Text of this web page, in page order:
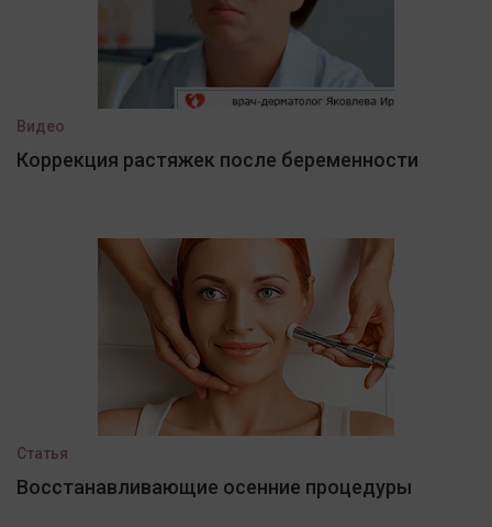
Видео
Коррекция растяжек после беременности
Статья
Восстанавливающие осенние процедуры